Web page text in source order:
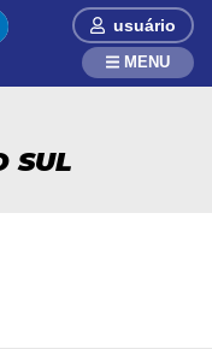
usuário
SUL
MENU